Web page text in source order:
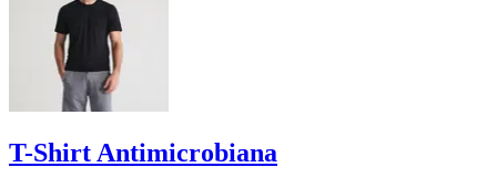
T-Shirt Antimicrobiana